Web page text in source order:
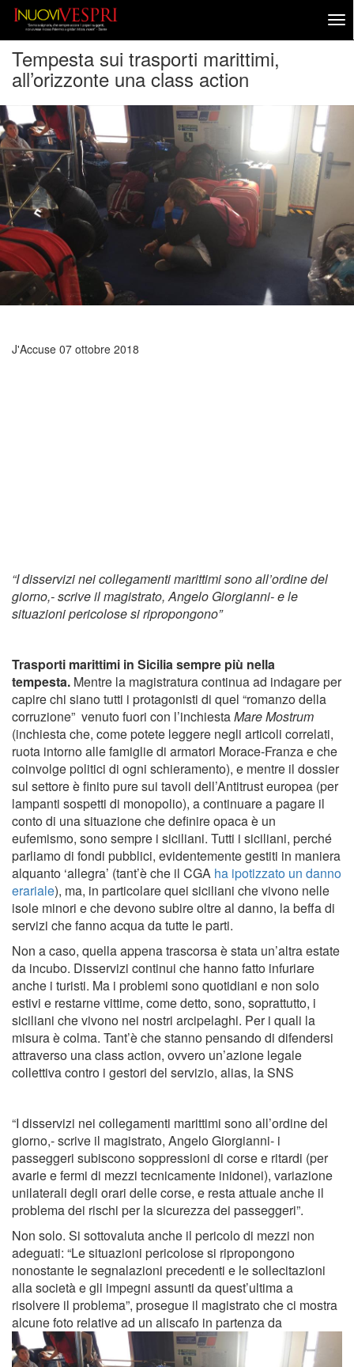
Tempesta sui trasporti marittimi,
all’orizzonte una class action
J'Accuse 07 ottobre 2018
“I disservizi nei collegamenti marittimi sono all’ordine del
giorno,- scrive il magistrato, Angelo Giorgianni- e le
situazioni pericolose si ripropongono”
Trasporti marittimi in Sicilia sempre più nella
tempesta. Mentre la magistratura continua ad indagare per
capire chi siano tutti i protagonisti di quel “romanzo della
corruzione” venuto fuori con l’inchiestaMare Mostrum
(inchiesta che, come potete leggere negli articoli correlati,
ruota intorno alle famiglie di armatori Morace-Franza e che
coinvolge politici di ogni schieramento), e mentre il dossier
sul settore è finito pure sui tavoli dell’Antitrust europea (per
lampanti sospetti di monopolio), a continuare a pagare il
conto di una situazione che definire opaca è un
eufemismo, sono sempre i siciliani. Tutti i siciliani, perché
parliamo di fondi pubblici, evidentemente gestiti in maniera
alquanto ‘allegra’ (tant’è che il CGA ha ipotizzato un danno
erariale), ma, in particolare quei siciliani che vivono nelle
isole minori e che devono subire oltre al danno, la beffa di
servizi che fanno acqua da tutte le parti.
Non a caso, quella appena trascorsa è stata un’altra estate
da incubo. Disservizi continui che hanno fatto infuriare
anche i turisti. Ma i problemi sono quotidiani e non solo
estivi e restarne vittime, come detto, sono, soprattutto, i
siciliani che vivono nei nostri arcipelaghi. Per i quali la
misura è colma. Tant’è che stanno pensando di difendersi
attraverso una class action, ovvero un’azione legale
collettiva contro i gestori del servizio, alias, la SNS
“I disservizi nei collegamenti marittimi sono all’ordine del
giorno,- scrive il magistrato, Angelo Giorgianni- i
passeggeri subiscono soppressioni di corse e ritardi (per
avarie e fermi di mezzi tecnicamente inidonei), variazione
unilaterali degli orari delle corse, e resta attuale anche il
problema dei rischi per la sicurezza dei passeggeri”.
Non solo. Si sottovaluta anche il pericolo di mezzi non
adeguati: “Le situazioni pericolose si ripropongono
nonostante le segnalazioni precedenti e le sollecitazioni
alla società e gli impegni assunti da quest’ultima a
risolvere il problema”, prosegue il magistrato che ci mostra
alcune foto relative ad un aliscafo in partenza da